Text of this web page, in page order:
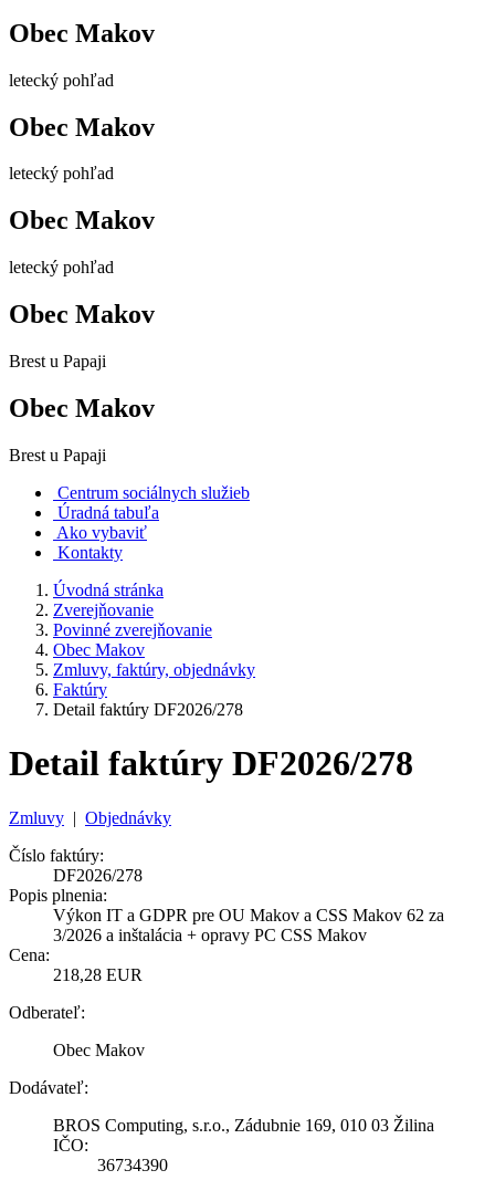
Obec Makov
letecký pohľad
Obec Makov
letecký pohľad
Obec Makov
letecký pohľad
Obec Makov
Brest u Papaji
Obec Makov
Brest u Papaji
Centrum sociálnych služieb
Úradná tabuľa
Ako vybaviť
Kontakty
Úvodná stránka
Zverejňovanie
Povinné zverejňovanie
Obec Makov
Zmluvy, faktúry, objednávky
Faktúry
Detail faktúry DF2026/278
Detail faktúry DF2026/278
Zmluvy | Objednávky
Číslo faktúry:
DF2026/278
Popis plnenia:
Výkon IT a GDPR pre OU Makov a CSS Makov 62 za
3/2026 a inštalácia + opravy PC CSS Makov
Cena:
218,28 EUR
Odberateľ:
Obec Makov
Dodávateľ:
BROS Computing, s.r.o., Zádubnie 169, 010 03 Žilina
IČO:
36734390